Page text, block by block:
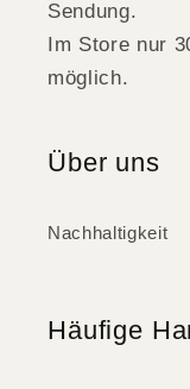
Sendung.
Im Store nur
möglich.
Über uns
Nachhaltigkeit
Häufige